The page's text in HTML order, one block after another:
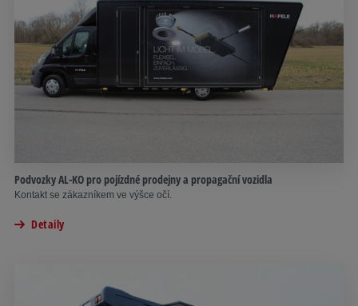
Podvozky AL-KO pro pojízdné prodejny a propagační vozidla
Kontakt se zákazníkem ve výšce očí.
Detaily